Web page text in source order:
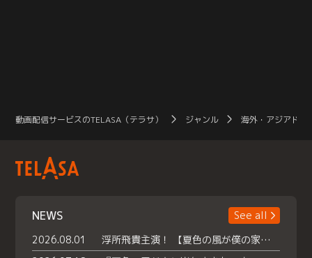
動画配信サービスのTELASA（テラサ） ジャンル 海外・アジアドラ
NEWS
See all
2026.08.01
浮所飛貴主演！ 【夏色の風が僕の家にやってきた】 本日よりテラサで独占配信スタート！